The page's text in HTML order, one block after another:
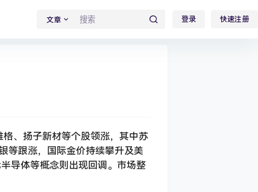
文章 登录 快速注册
、扬子新材等个股领涨，其中苏
等跟涨，国际金价持续攀升及美
导体等概念则出现回调。市场整